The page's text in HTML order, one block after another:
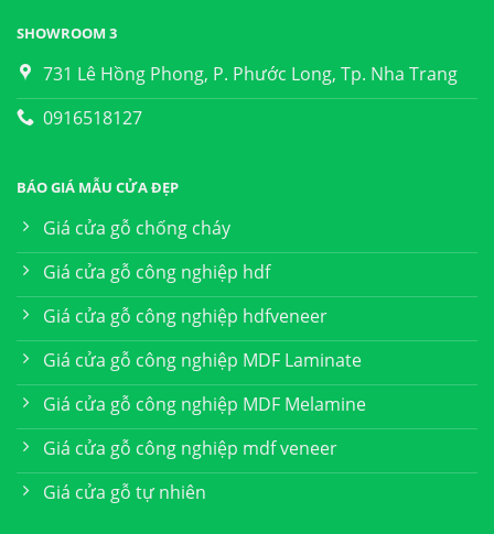
SHOWROOM 3
731 Lê Hồng Phong, P. Phước Long, Tp. Nha Trang
0916518127
BÁO GIÁ MẪU CỬA ĐẸP
Giá cửa gỗ chống cháy
Giá cửa gỗ công nghiệp hdf
Giá cửa gỗ công nghiệp hdfveneer
Giá cửa gỗ công nghiệp MDF Laminate
Giá cửa gỗ công nghiệp MDF Melamine
Giá cửa gỗ công nghiệp mdf veneer
Giá cửa gỗ tự nhiên